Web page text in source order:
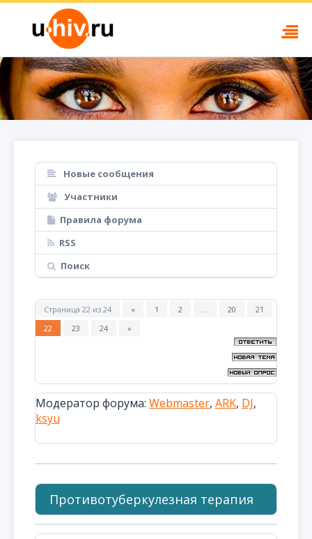
Новые сообщения
Участники
Правила форума
RSS
Поиск
Страница 22 из 24 « 1 2 … 20
21
22
23 24 »
Модератор форума: Webmaster, ARK, DJ,
ksyu
Противотуберкулезная терапия